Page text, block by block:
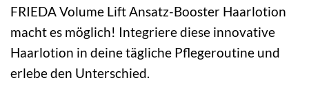
FRIEDA Volume Lift Ansatz-Booster Haarlotion
macht es möglich! Integriere diese innovative
Haarlotion in deine tägliche Pflegeroutine und
erlebe den Unterschied.